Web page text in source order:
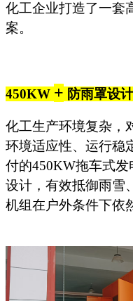
化工企业打造了一套
案。
450KW + 防雨罩设
化工生产环境复杂，
环境适应性、运行稳
付的450KW拖车式
设计，有效抵御雨雪
机组在户外条件下依